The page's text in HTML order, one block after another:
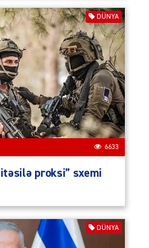
DÜNYA
6633
proksi” sxemi
DÜNYA